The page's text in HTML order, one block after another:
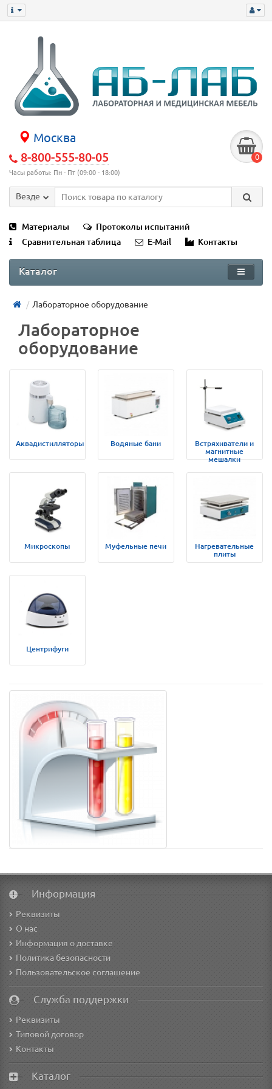
Москва
8-800-555-80-05
Часы работы: Пн - Пт (09:00 - 18:00)
0
Везде
Материалы
Протоколы испытаний
Сравнительная таблица
E-Mail Контакты
Каталог
Лабораторное оборудование
Лабораторное
оборудование
Аквадистилляторы Водяные бани
Встряхиватели и
магнитные
мешалки
Микроскопы Муфельные печи
Нагревательные
плиты
Центрифуги
Информация
Реквизиты
О нас
Информация о доставке
Политика безопасности
Пользовательское соглашение
Служба поддержки
Реквизиты
Типовой договор
Контакты
Каталог